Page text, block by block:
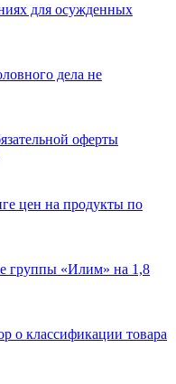
для осужденных
дела не
оферты
цен на продукты по
группы «Илим» на 1,8
о классификации товара